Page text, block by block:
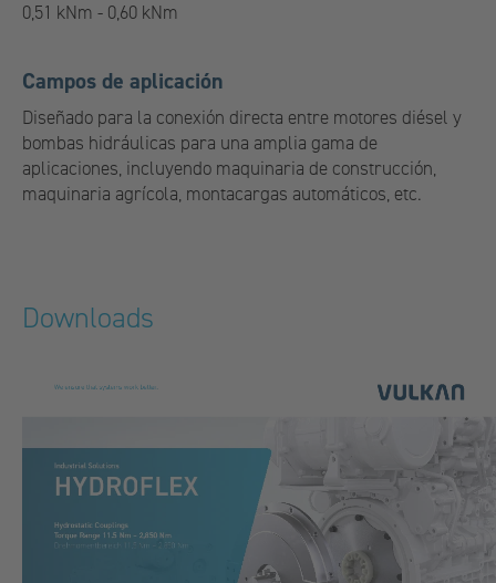
0,51 kNm - 0,60 kNm
Campos de aplicación
Diseñado para la conexión directa entre motores diésel y
bombas hidráulicas para una amplia gama de
aplicaciones, incluyendo maquinaria de construcción,
maquinaria agrícola, montacargas automáticos, etc.
Downloads